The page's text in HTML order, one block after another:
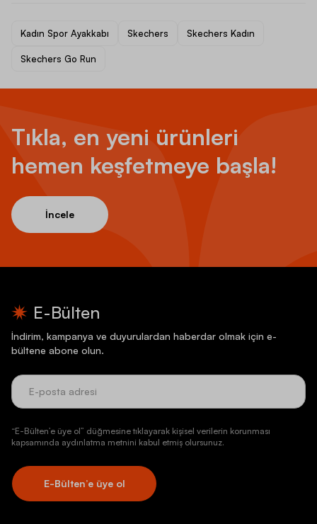
Kadın Spor Ayakkabı Skechers Skechers Kadın
Skechers Go Run
Tıkla, en yeni ürünleri
hemen keşfetmeye başla!
İncele
E-Bülten
İndirim, kampanya ve duyurulardan haberdar olmak için e-
bültene abone olun.
“E-Bülten’e üye ol” düğmesine tıklayarak kişisel verilerin korunması
kapsamında aydınlatma metnini kabul etmiş olursunuz.
E-Bülten’e üye ol